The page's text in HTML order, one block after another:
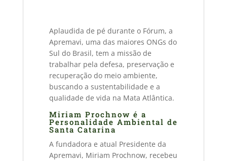
Aplaudida de pé durante o Fórum, a
Apremavi, uma das maiores ONGs do
Sul do Brasil, tem a missão de
trabalhar pela defesa, preservação e
recuperação do meio ambiente,
buscando a sustentabilidade e a
qualidade de vida na Mata Atlântica.
Miriam Prochnow é a
Personalidade Ambiental de
Santa Catarina
A fundadora e atual Presidente da
Apremavi, Miriam Prochnow, recebeu